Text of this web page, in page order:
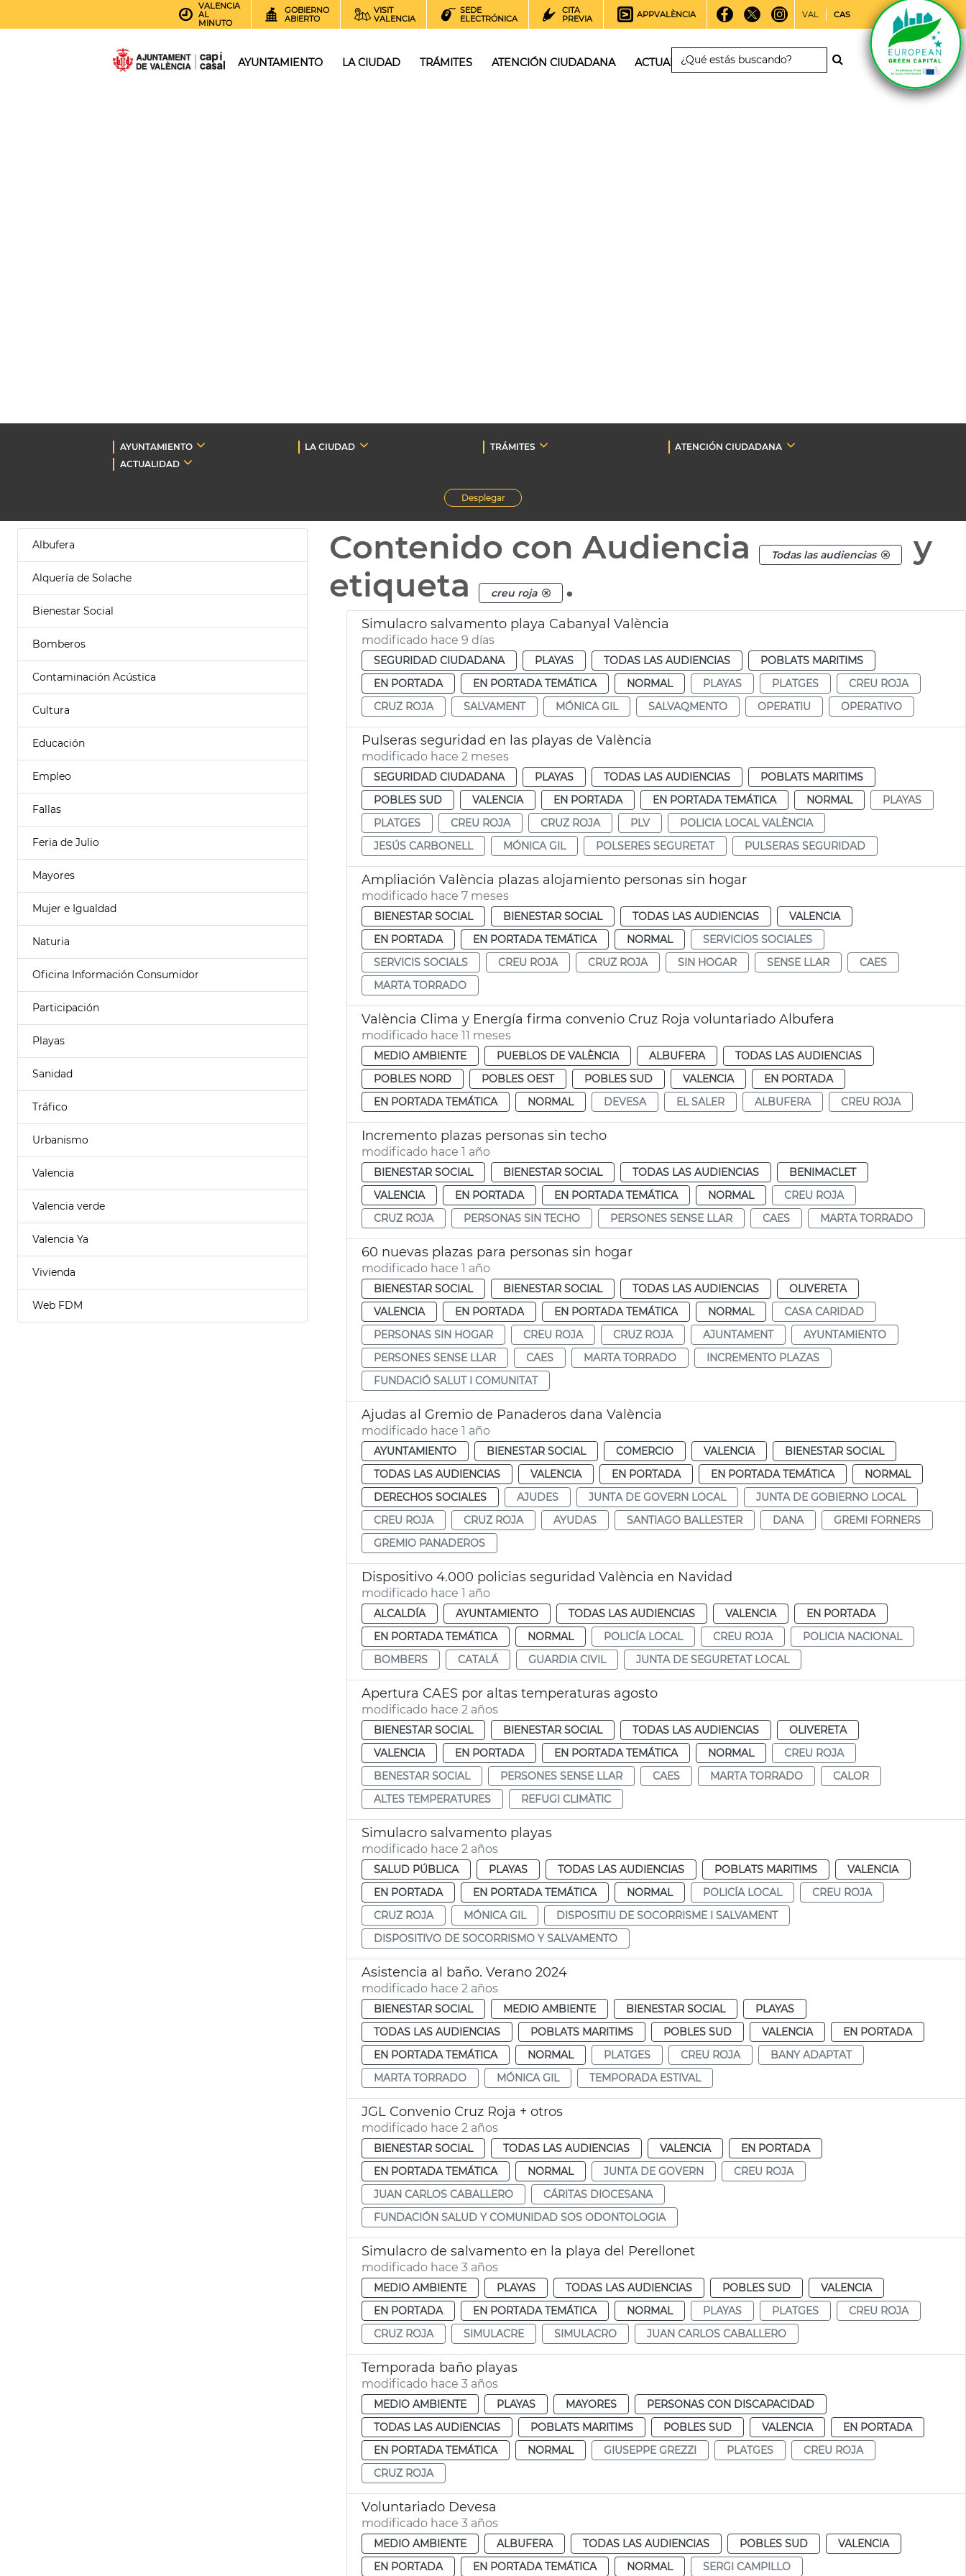
VALENCIA
AL
MINUTO
GOBIERNO
ABIERTO
VISIT
VALENCIA
SEDE
ELECTRÓNICA
CITA
PREVIA
APPVALÈNCIA VAL CAS
AYUNTAMIENTO LA CIUDAD TRÁMITES ATENCIÓN CIUDADANA ACTUALIDAD
AYUNTAMIENTO LA CIUDAD TRÁMITES
ATENCIÓN CIUDADANA
ACTUALIDAD
Desplegar
Albufera
Alquería de Solache
Bienestar Social
Bomberos
Contaminación Acústica
Cultura
Educación
Empleo
Fallas
Feria de Julio
Mayores
Mujer e Igualdad
Naturia
Oficina Información Consumidor
Participación
Playas
Sanidad
Tráfico
Urbanismo
Valencia
Valencia verde
Valencia Ya
Vivienda
Web FDM
Contenido con Audiencia Todas las audiencias
y
etiqueta
creu roja .
Simulacro salvamento playa Cabanyal València
modificado hace 9 días
SEGURIDAD CIUDADANA PLAYAS TODAS LAS AUDIENCIAS
POBLATS MARITIMS
EN PORTADA
EN PORTADA TEMÁTICA NORMAL PLAYAS PLATGES
CREU ROJA
CRUZ ROJA
SALVAMENT MÓNICA GIL SALVAQMENTO OPERATIU OPERATIVO
Pulseras seguridad en las playas de València
modificado hace 2 meses
SEGURIDAD CIUDADANA PLAYAS TODAS LAS AUDIENCIAS
POBLATS MARITIMS
POBLES SUD
VALENCIA EN PORTADA EN PORTADA TEMÁTICA NORMAL
PLAYAS
PLATGES
CREU ROJA CRUZ ROJA PLV
POLICIA LOCAL VALÈNCIA
JESÚS CARBONELL
MÓNICA GIL POLSERES SEGURETAT PULSERAS SEGURIDAD
Ampliación València plazas alojamiento personas sin hogar
modificado hace 7 meses
BIENESTAR SOCIAL BIENESTAR SOCIAL TODAS LAS AUDIENCIAS
VALENCIA
EN PORTADA
EN PORTADA TEMÁTICA NORMAL
SERVICIOS SOCIALES
SERVICIS SOCIALS
CREU ROJA CRUZ ROJA SIN HOGAR SENSE LLAR
CAES
MARTA TORRADO
València Clima y Energía firma convenio Cruz Roja voluntariado Albufera
modificado hace 11 meses
MEDIO AMBIENTE PUEBLOS DE VALÈNCIA ALBUFERA
TODAS LAS AUDIENCIAS
POBLES NORD
POBLES OEST POBLES SUD VALENCIA
EN PORTADA
EN PORTADA TEMÁTICA
NORMAL DEVESA EL SALER ALBUFERA CREU ROJA
Incremento plazas personas sin techo
modificado hace 1 año
BIENESTAR SOCIAL BIENESTAR SOCIAL TODAS LAS AUDIENCIAS
BENIMACLET
VALENCIA
EN PORTADA EN PORTADA TEMÁTICA NORMAL
CREU ROJA
CRUZ ROJA
PERSONAS SIN TECHO PERSONES SENSE LLAR CAES MARTA TORRADO
60 nuevas plazas para personas sin hogar
modificado hace 1 año
BIENESTAR SOCIAL BIENESTAR SOCIAL TODAS LAS AUDIENCIAS
OLIVERETA
VALENCIA
EN PORTADA EN PORTADA TEMÁTICA NORMAL
CASA CARIDAD
PERSONAS SIN HOGAR
CREU ROJA CRUZ ROJA AJUNTAMENT
AYUNTAMIENTO
PERSONES SENSE LLAR
CAES MARTA TORRADO
INCREMENTO PLAZAS
FUNDACIÓ SALUT I COMUNITAT
Ajudas al Gremio de Panaderos dana València
modificado hace 1 año
AYUNTAMIENTO BIENESTAR SOCIAL COMERCIO VALENCIA
BIENESTAR SOCIAL
TODAS LAS AUDIENCIAS
VALENCIA EN PORTADA EN PORTADA TEMÁTICA
NORMAL
DERECHOS SOCIALES
AJUDES JUNTA DE GOVERN LOCAL
JUNTA DE GOBIERNO LOCAL
CREU ROJA
CRUZ ROJA AYUDAS SANTIAGO BALLESTER DANA
GREMI FORNERS
GREMIO PANADEROS
Dispositivo 4.000 policias seguridad València en Navidad
modificado hace 1 año
ALCALDÍA AYUNTAMIENTO TODAS LAS AUDIENCIAS VALENCIA
EN PORTADA
EN PORTADA TEMÁTICA
NORMAL POLICÍA LOCAL CREU ROJA
POLICIA NACIONAL
BOMBERS
CATALÁ GUARDIA CIVIL JUNTA DE SEGURETAT LOCAL
Apertura CAES por altas temperaturas agosto
modificado hace 2 años
BIENESTAR SOCIAL BIENESTAR SOCIAL TODAS LAS AUDIENCIAS
OLIVERETA
VALENCIA
EN PORTADA EN PORTADA TEMÁTICA NORMAL
CREU ROJA
BENESTAR SOCIAL
PERSONES SENSE LLAR CAES MARTA TORRADO
CALOR
ALTES TEMPERATURES
REFUGI CLIMÀTIC
Simulacro salvamento playas
modificado hace 2 años
SALUD PÚBLICA PLAYAS TODAS LAS AUDIENCIAS POBLATS MARITIMS
VALENCIA
EN PORTADA
EN PORTADA TEMÁTICA NORMAL POLICÍA LOCAL
CREU ROJA
CRUZ ROJA
MÓNICA GIL
DISPOSITIU DE SOCORRISME I SALVAMENT
DISPOSITIVO DE SOCORRISMO Y SALVAMENTO
Asistencia al baño. Verano 2024
modificado hace 2 años
BIENESTAR SOCIAL MEDIO AMBIENTE BIENESTAR SOCIAL
PLAYAS
TODAS LAS AUDIENCIAS
POBLATS MARITIMS POBLES SUD VALENCIA
EN PORTADA
EN PORTADA TEMÁTICA
NORMAL PLATGES CREU ROJA
BANY ADAPTAT
MARTA TORRADO
MÓNICA GIL TEMPORADA ESTIVAL
JGL Convenio Cruz Roja + otros
modificado hace 2 años
BIENESTAR SOCIAL TODAS LAS AUDIENCIAS VALENCIA
EN PORTADA
EN PORTADA TEMÁTICA
NORMAL JUNTA DE GOVERN
CREU ROJA
JUAN CARLOS CABALLERO
CÁRITAS DIOCESANA
FUNDACIÓN SALUD Y COMUNIDAD SOS ODONTOLOGIA
Simulacro de salvamento en la playa del Perellonet
modificado hace 3 años
MEDIO AMBIENTE PLAYAS TODAS LAS AUDIENCIAS POBLES SUD
VALENCIA
EN PORTADA
EN PORTADA TEMÁTICA NORMAL PLAYAS PLATGES
CREU ROJA
CRUZ ROJA
SIMULACRE SIMULACRO JUAN CARLOS CABALLERO
Temporada baño playas
modificado hace 3 años
MEDIO AMBIENTE PLAYAS MAYORES
PERSONAS CON DISCAPACIDAD
TODAS LAS AUDIENCIAS
POBLATS MARITIMS POBLES SUD VALENCIA
EN PORTADA
EN PORTADA TEMÁTICA
NORMAL GIUSEPPE GREZZI PLATGES
CREU ROJA
CRUZ ROJA
Voluntariado Devesa
modificado hace 3 años
MEDIO AMBIENTE ALBUFERA TODAS LAS AUDIENCIAS POBLES SUD
VALENCIA
EN PORTADA
EN PORTADA TEMÁTICA NORMAL SERGI CAMPILLO